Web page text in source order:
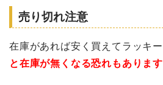
売り切れ注意
在庫があれば安く買えてラッキ
と在庫が無くなる恐れもあります